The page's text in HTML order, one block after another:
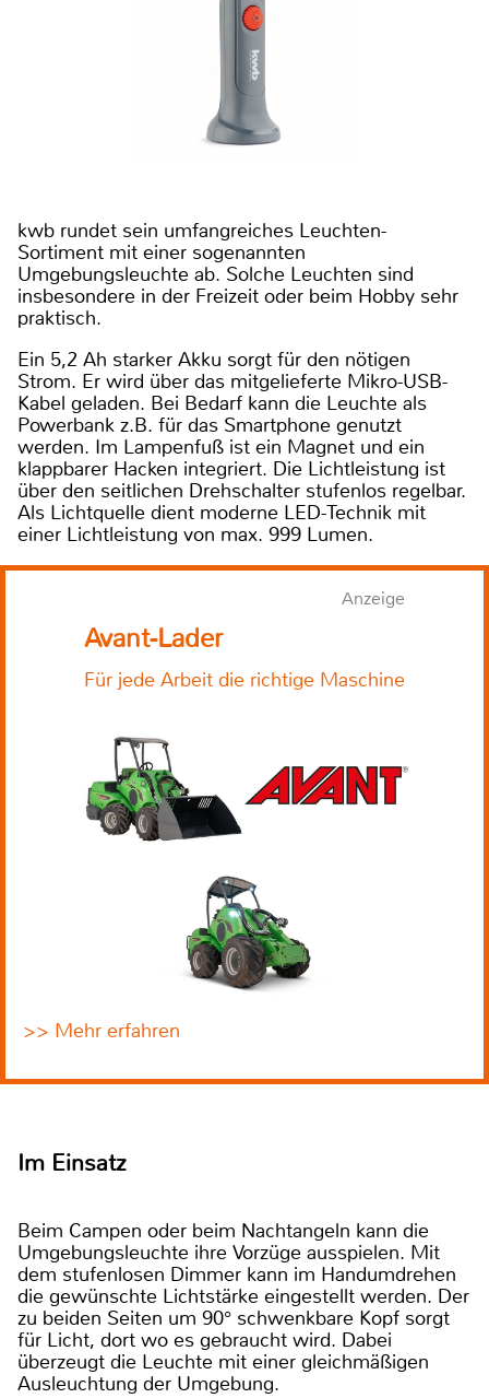
kwb rundet sein umfangreiches Leuchten-
Sortiment mit einer sogenannten
Umgebungsleuchte ab. Solche Leuchten sind
insbesondere in der Freizeit oder beim Hobby sehr
praktisch.
Ein 5,2 Ah starker Akku sorgt für den nötigen
Strom. Er wird über das mitgelieferte Mikro-USB-
Kabel geladen. Bei Bedarf kann die Leuchte als
Powerbank z.B. für das Smartphone genutzt
werden. Im Lampenfuß ist ein Magnet und ein
klappbarer Hacken integriert. Die Lichtleistung ist
über den seitlichen Drehschalter stufenlos regelbar.
Als Lichtquelle dient moderne LED-Technik mit
einer Lichtleistung von max. 999 Lumen.
Anzeige
Avant-Lader
Für jede Arbeit die richtige Maschine
>> Mehr erfahren
Im Einsatz
Beim Campen oder beim Nachtangeln kann die
Umgebungsleuchte ihre Vorzüge ausspielen. Mit
dem stufenlosen Dimmer kann im Handumdrehen
die gewünschte Lichtstärke eingestellt werden. Der
zu beiden Seiten um 90° schwenkbare Kopf sorgt
für Licht, dort wo es gebraucht wird. Dabei
überzeugt die Leuchte mit einer gleichmäßigen
Ausleuchtung der Umgebung.